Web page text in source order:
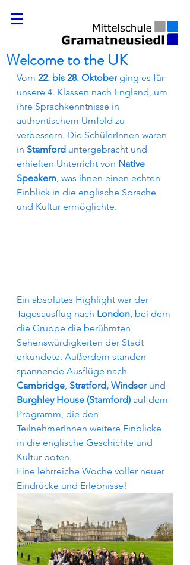
Welcome to the UK
Vom 22. bis 28. Oktober ging es für
unsere 4. Klassen nach England, um
ihre Sprachkenntnisse in
authentischem Umfeld zu
verbessern. Die SchülerInnen waren
in Stamford untergebracht und
erhielten Unterricht von Native
Speakern, was ihnen einen echten
Einblick in die englische Sprache
und Kultur ermöglichte.
Ein absolutes Highlight war der
Tagesausflug nach London, bei dem
die Gruppe die berühmten
Sehenswürdigkeiten der Stadt
erkundete. Außerdem standen
spannende Ausflüge nach
Cambridge, Stratford, Windsor und
Burghley House (Stamford) auf dem
Programm, die den
TeilnehmerInnen weitere Einblicke
in die englische Geschichte und
Kultur boten.
Eine lehrreiche Woche voller neuer
Eindrücke und Erlebnisse!